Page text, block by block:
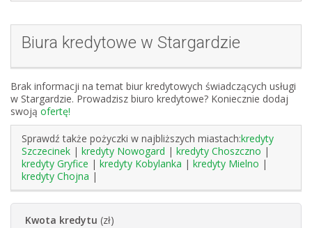
Biura kredytowe w Stargardzie
Brak informacji na temat biur kredytowych świadczących usługi
w Stargardzie. Prowadzisz biuro kredytowe? Koniecznie dodaj
swoją ofertę!
Sprawdź także pożyczki w najbliższych miastach:kredyty
Szczecinek | kredyty Nowogard | kredyty Choszczno |
kredyty Gryfice | kredyty Kobylanka | kredyty Mielno |
kredyty Chojna |
Kwota kredytu (zł)